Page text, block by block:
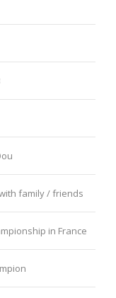
family / friends
in France